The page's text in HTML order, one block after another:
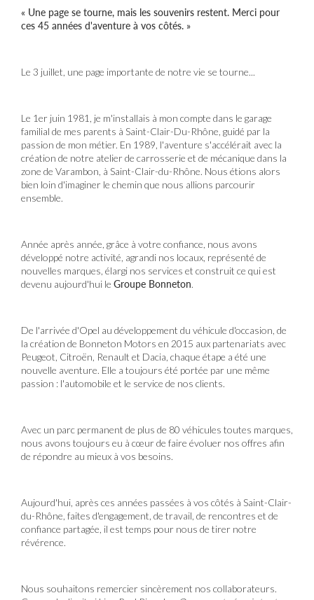
« Une page se tourne, mais les souvenirs restent. Merci pour
ces 45 années d'aventure à vos côtés. »
Le 3 juillet, une page importante de notre vie se tourne...
Le 1er juin 1981, je m'installais à mon compte dans le garage
familial de mes parents à Saint-Clair-Du-Rhône, guidé par la
passion de mon métier. En 1989, l'aventure s'accélérait avec la
création de notre atelier de carrosserie et de mécanique dans la
zone de Varambon, à Saint-Clair-du-Rhône. Nous étions alors
bien loin d'imaginer le chemin que nous allions parcourir
ensemble.
Année après année, grâce à votre confiance, nous avons
développé notre activité, agrandi nos locaux, représenté de
nouvelles marques, élargi nos services et construit ce qui est
devenu aujourd'hui le Groupe Bonneton.
De l'arrivée d'Opel au développement du véhicule d'occasion, de
la création de Bonneton Motors en 2015 aux partenariats avec
Peugeot, Citroën, Renault et Dacia, chaque étape a été une
nouvelle aventure. Elle a toujours été portée par une même
passion : l'automobile et le service de nos clients.
Avec un parc permanent de plus de 80 véhicules toutes marques,
nous avons toujours eu à cœur de faire évoluer nos offres afin
de répondre au mieux à vos besoins.
Aujourd'hui, après ces années passées à vos côtés à Saint-Clair-
du-Rhône, faites d'engagement, de travail, de rencontres et de
confiance partagée, il est temps pour nous de tirer notre
révérence.
Nous souhaitons remercier sincèrement nos collaborateurs.